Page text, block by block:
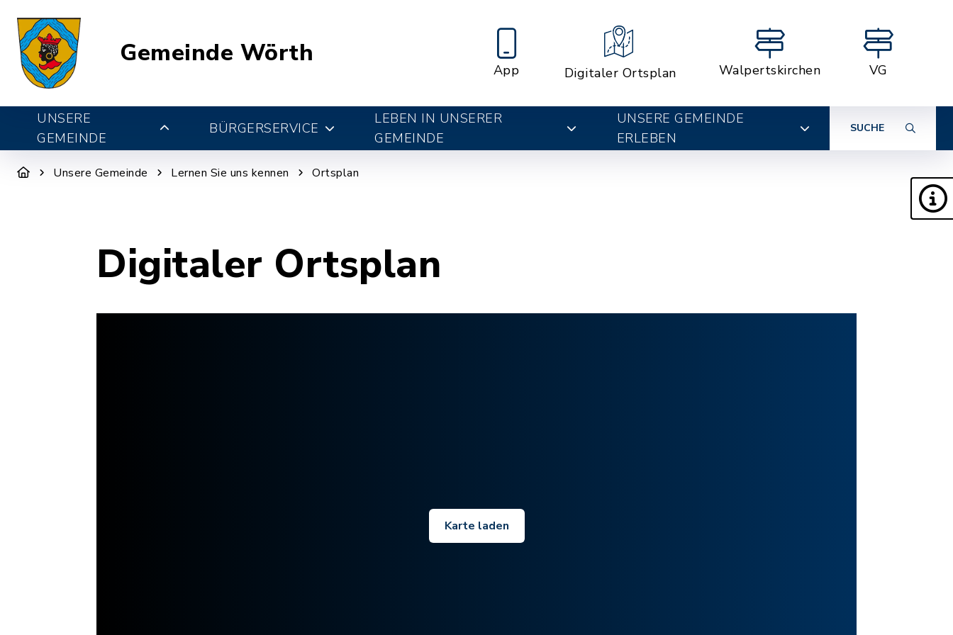
Gemeinde Wörth
App Digitaler Ortsplan Walpertskirchen VG
UNSERE
GEMEINDE
BÜRGERSERVICE
LEBEN IN UNSERER
GEMEINDE
UNSERE GEMEINDE
ERLEBEN
SUCHE
Unsere Gemeinde Lernen Sie uns kennen Ortsplan
Digitaler Ortsplan
Karte laden